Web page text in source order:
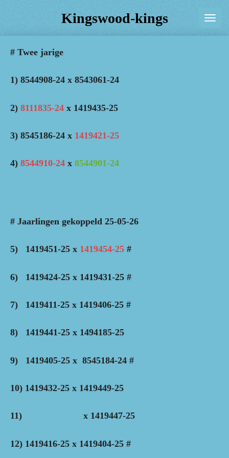
de
Kingswood-kings
# Twee jarige
1) 8544908-24 x 8543061-24
2) 8111835-24 x 1419435-25
3) 8545186-24 x 1419421-25
4) 8544910-24 x 8544901-24
# Jaarlingen gekoppeld 25-05-26
5) 1419451-25 x 1419454-25 #
6) 1419424-25 x 1419431-25 #
7) 1419411-25 x 1419406-25 #
8) 1419441-25 x 1494185-25
9) 1419405-25 x 8545184-24 #
10) 1419432-25 x 1419449-25
11) x 1419447-25
12) 1419416-25 x 1419404-25 #